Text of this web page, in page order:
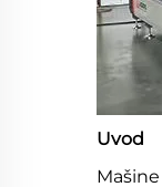
Uvod